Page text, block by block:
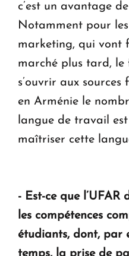
c’est un avantage
Notamment pour
marketing, qui vont
marché plus tard, le
s’ouvrir aux sources
en Arménie le
langue de travail
maîtriser cette
- Est-ce que l’UFAR
les compétences
étudiants, dont, par